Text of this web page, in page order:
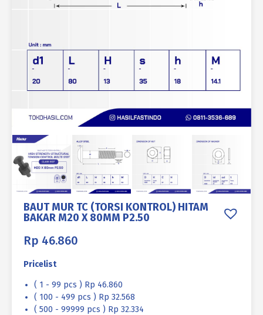
BAUT MUR TC (TORSI KONTROL) HITAM
BAKAR M20 X 80MM P2.50
Rp 46.860
Pricelist
( 1 - 99 pcs ) Rp 46.860
( 100 - 499 pcs ) Rp 32.568
( 500 - 99999 pcs ) Rp 32.334